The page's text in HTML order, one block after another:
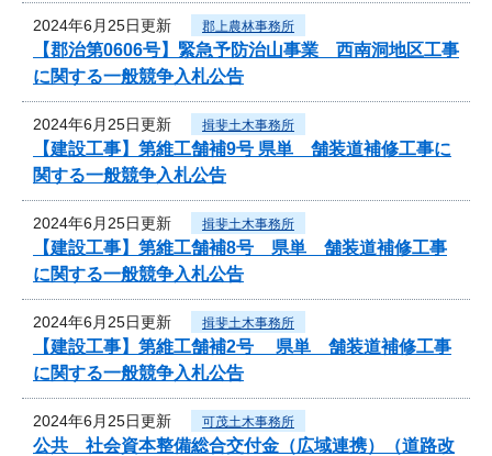
2024年6月25日更新 郡上農林事務所
【郡治第0606号】緊急予防治山事業 西南洞地区工事
に関する一般競争入札公告
2024年6月25日更新 揖斐土木事務所
【建設工事】第維工舗補9号 県単 舗装道補修工事に
関する一般競争入札公告
2024年6月25日更新 揖斐土木事務所
【建設工事】第維工舗補8号 県単 舗装道補修工事
に関する一般競争入札公告
2024年6月25日更新 揖斐土木事務所
【建設工事】第維工舗補2号 県単 舗装道補修工事
に関する一般競争入札公告
2024年6月25日更新 可茂土木事務所
公共 社会資本整備総合交付金（広域連携）（道路改